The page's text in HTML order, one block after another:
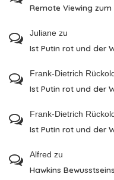
Remote Viewing
Juliane zu
Ist Putin rot und der
Frank-Dietrich
Ist Putin rot und der
Frank-Dietrich
Ist Putin rot und der
Alfred zu
Hawkins